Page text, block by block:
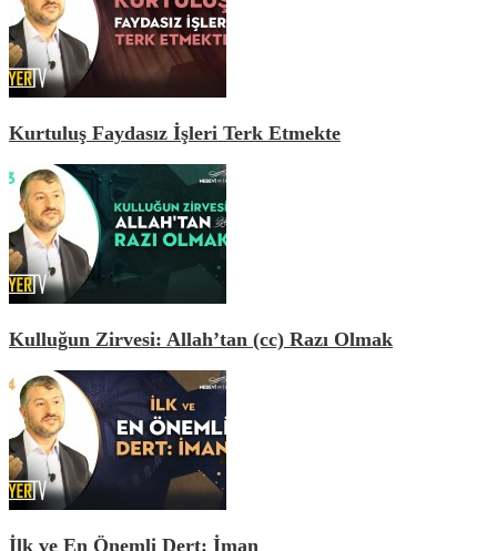
Kurtuluş Faydasız İşleri Terk Etmekte
Kulluğun Zirvesi: Allah’tan (cc) Razı Olmak
İlk ve En Önemli Dert: İman